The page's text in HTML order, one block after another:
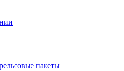
пакеты